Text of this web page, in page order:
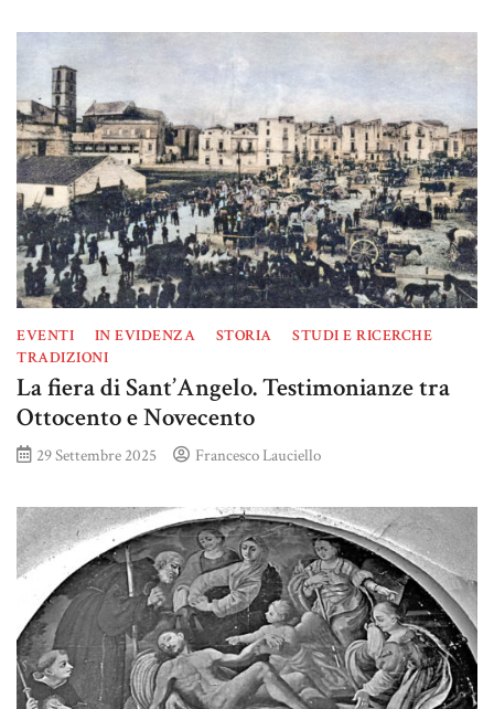
EVENTI IN EVIDENZA STORIA
STUDI E RICERCHE
TRADIZIONI
La fiera di Sant’Angelo. Testimonianze tra
Ottocento e Novecento
29 Settembre 2025 Francesco Lauciello